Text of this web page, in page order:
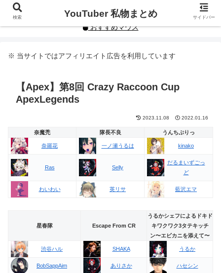
YouTuberや人気インフルエンサーの私物まとめです。
おすすめマウス
※ 当サイトではアフィリエイト広告を利用しています
【Apex】第8回 Crazy Raccoon Cup
ApexLegends
2023.11.08 2022.01.16
奈魔禿 隊長不良 うんちぷりっ
奈羅花 一ノ瀬うるは kinako
Ras Selly
だるまいずごっ
ど
わいわい 英リサ 藍沢エマ
星春隊 Escape From CR
うるかシェフによるドキド
キワクワク3タテキッチ
ン〜エビカニを添えて〜
渋谷ハル SHAKA うるか
BobSappAim ありさか ハセシン
検索 YouTuber 私物まとめ サイドバー